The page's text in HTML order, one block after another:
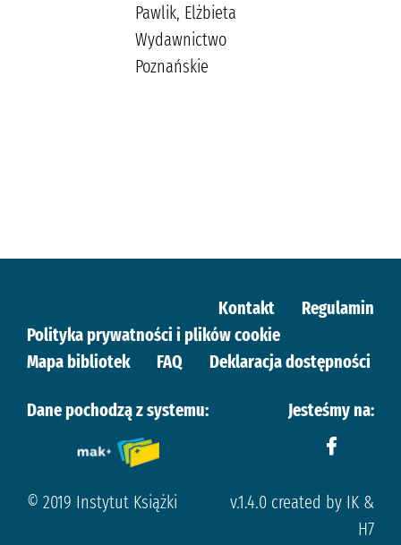
Pawlik, Elżbieta
Wydawnictwo
Poznańskie
Kontakt
Regulamin
Polityka prywatności i plików cookie
Mapa bibliotek
FAQ Deklaracja dostępności
Dane pochodzą z systemu: Jesteśmy na:
© 2019 Instytut Książki
v.1.4.0 created by IK &
H7